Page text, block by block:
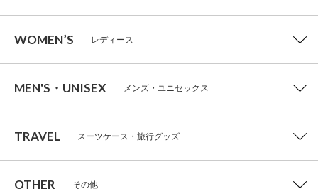
WOMEN’S レディース
MEN'S・UNISEX メンズ・ユニセックス
TRAVEL スーツケース・旅行グッズ
OTHER その他